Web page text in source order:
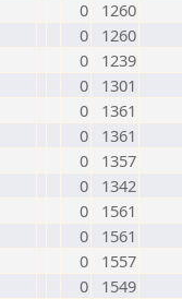
0
1260
0
1260
0
1239
0
1301
0
1361
0
1361
0
1357
0
1342
0
1561
0
1561
0
1557
0
1549